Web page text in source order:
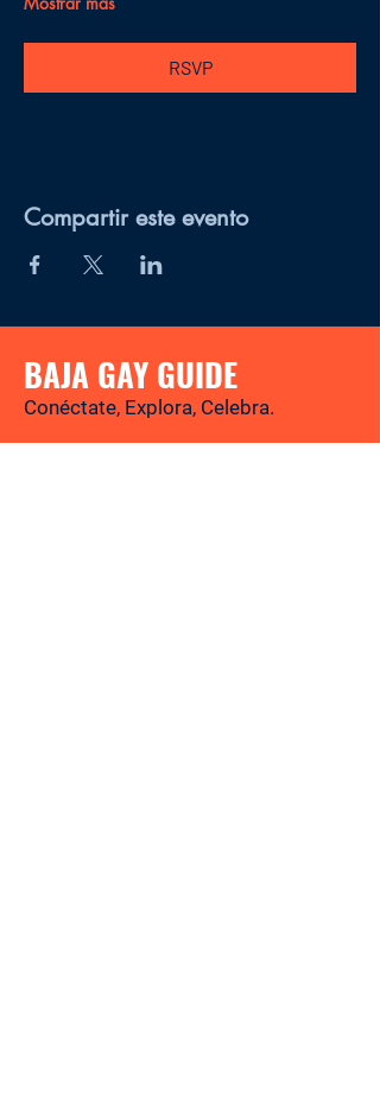
RSVP
Compartir este evento
BAJA GAY GUIDE
Conéctate, Explora, Celebra.